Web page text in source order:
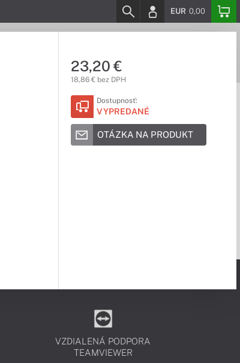
EUR 0,00
23,20 €
18,86 € bez DPH
Dostupnosť:
VYPREDANÉ
OTÁZKA NA PRODUKT
VZDIALENÁ PODPORA
TEAMVIEWER